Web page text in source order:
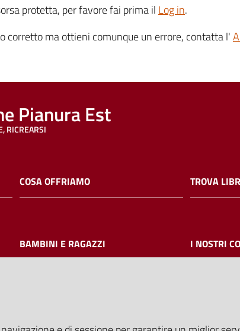
protetta, per favore fai prima il Log in.
corretto ma ottieni comunque un errore, contatta l'
Pianura Est
RICREARSI
COSA OFFRIAMO TROVA
BAMBINI E RAGAZZI I NOSTRI